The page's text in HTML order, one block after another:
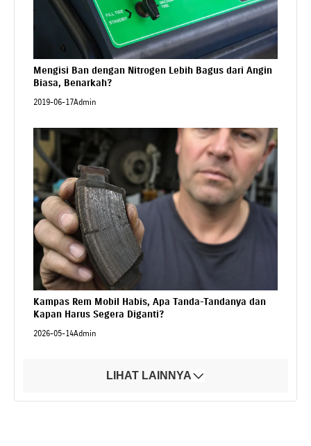
Mengisi Ban dengan Nitrogen Lebih Bagus dari Angin
Biasa, Benarkah?
2019-06-17Admin
Kampas Rem Mobil Habis, Apa Tanda-Tandanya dan
Kapan Harus Segera Diganti?
2026-05-14Admin
LIHAT LAINNYA